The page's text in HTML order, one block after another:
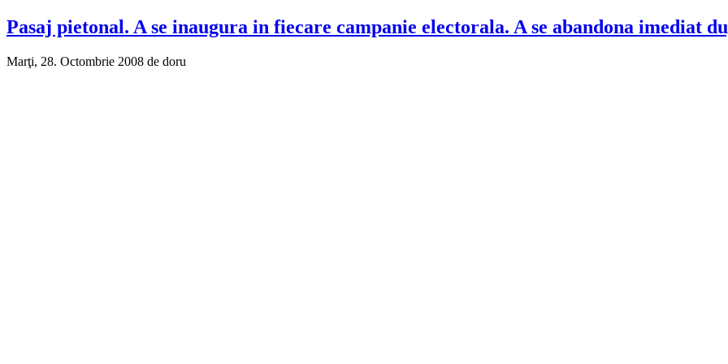
Pasaj pietonal. A se inaugura in fiecare campanie electorala. A se abandona imediat
Marţi, 28. Octombrie 2008 de doru